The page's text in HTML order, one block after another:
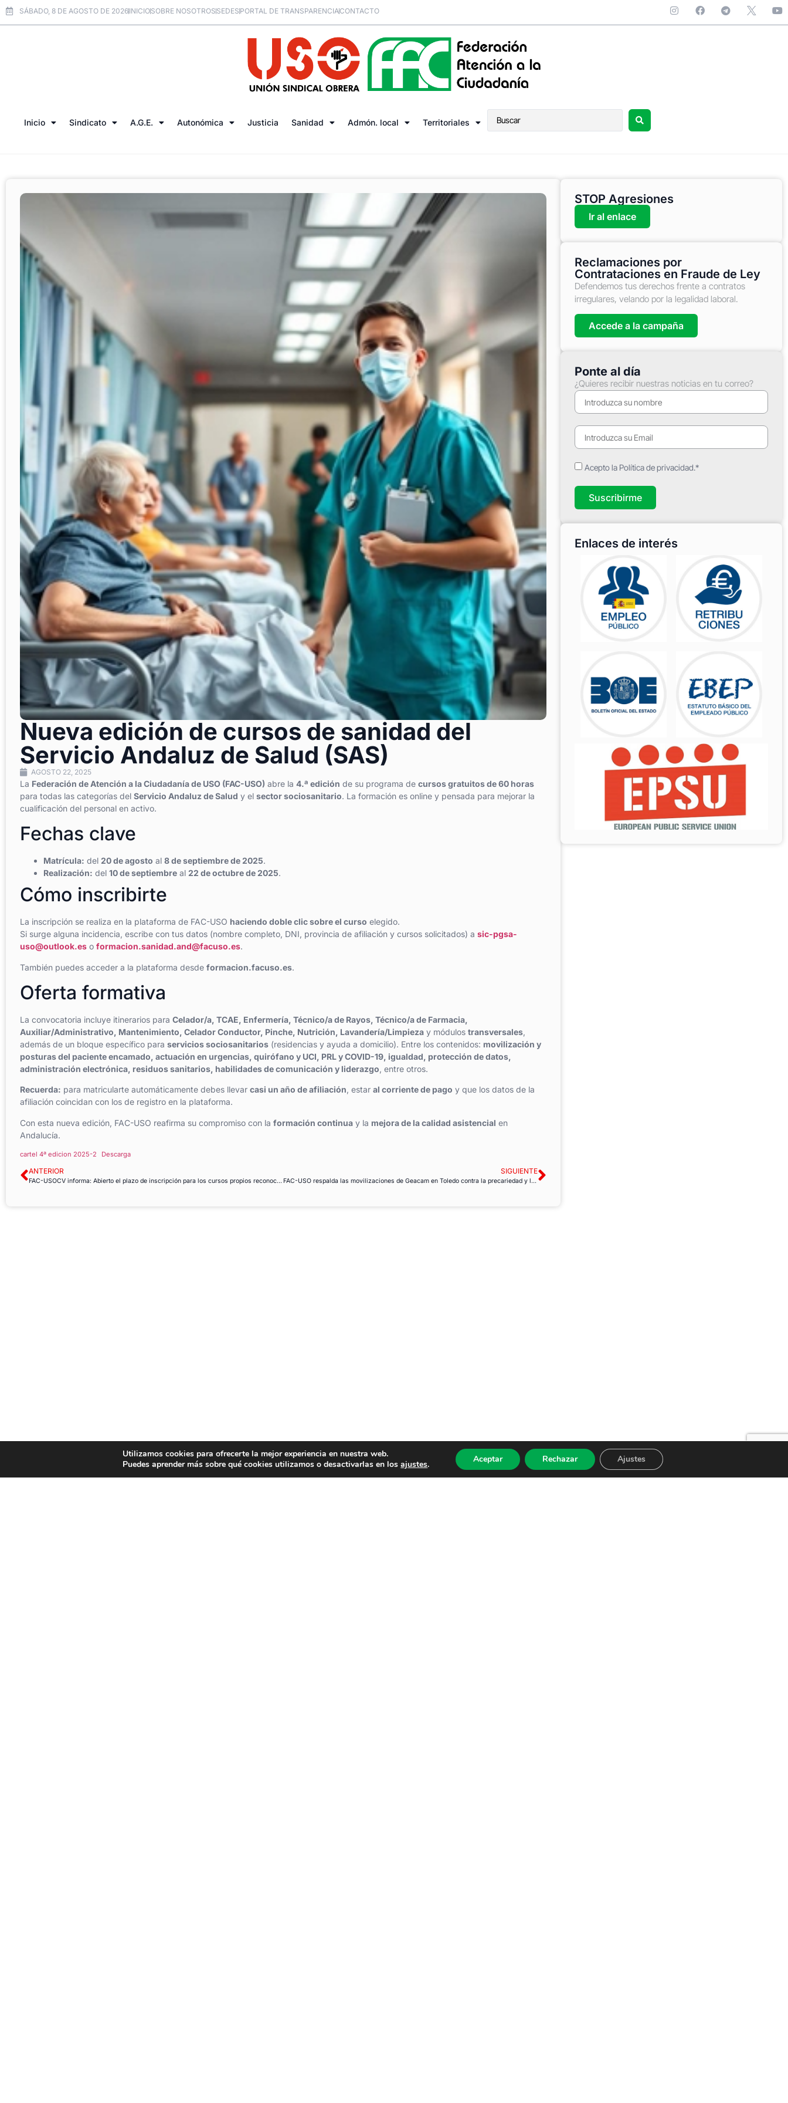
SÁBADO, 8 DE AGOSTO DE 2026INICIOSOBRE NOSOTROSSEDESPORTAL DE TRANSPARENCIACONTACTO
Inicio Sindicato A.G.E. Autonómica Justicia Sanidad Admón. local Territoriales
Nueva edición de cursos de sanidad del
Servicio Andaluz de Salud (SAS)
AGOSTO 22, 2025
La Federación de Atención a la Ciudadanía de USO (FAC-USO) abre la 4.ª edición de su programa de cursos gratuitos de 60 horas
para todas las categorías del Servicio Andaluz de Salud y el sector sociosanitario. La formación es online y pensada para mejorar la
cualificación del personal en activo.
Fechas clave
Matrícula: del 20 de agosto al 8 de septiembre de 2025.
Realización: del 10 de septiembre al 22 de octubre de 2025.
Cómo inscribirte
La inscripción se realiza en la plataforma de FAC-USO haciendo doble clic sobre el curso elegido.
Si surge alguna incidencia, escribe con tus datos (nombre completo, DNI, provincia de afiliación y cursos solicitados) a sic-pgsa-
uso@outlook.es o formacion.sanidad.and@facuso.es.
También puedes acceder a la plataforma desde formacion.facuso.es.
Oferta formativa
La convocatoria incluye itinerarios para Celador/a, TCAE, Enfermería, Técnico/a de Rayos, Técnico/a de Farmacia,
Auxiliar/Administrativo, Mantenimiento, Celador Conductor, Pinche, Nutrición, Lavandería/Limpieza y módulos transversales,
además de un bloque específico para servicios sociosanitarios (residencias y ayuda a domicilio). Entre los contenidos: movilización y
posturas del paciente encamado, actuación en urgencias, quirófano y UCI, PRL y COVID-19, igualdad, protección de datos,
administración electrónica, residuos sanitarios, habilidades de comunicación y liderazgo, entre otros.
Recuerda: para matricularte automáticamente debes llevar casi un año de afiliación, estar al corriente de pago y que los datos de la
afiliación coincidan con los de registro en la plataforma.
Con esta nueva edición, FAC-USO reafirma su compromiso con la formación continua y la mejora de la calidad asistencial en
Andalucía.
cartel 4ª edicion 2025-2 Descarga
ANTERIOR
FAC-USOCV informa: Abierto el plazo de inscripción para los cursos propios reconocidos por la EVES
SIGUIENTE
FAC-USO respalda las movilizaciones de Geacam en Toledo contra la precariedad y la temporalidad
STOP Agresiones
Ir al enlace
Reclamaciones por
Contrataciones en Fraude de Ley
Defendemos tus derechos frente a contratos
irregulares, velando por la legalidad laboral.
Accede a la campaña
Ponte al día
¿Quieres recibir nuestras noticias en tu correo?
Acepto la Política de privacidad.*
Suscribirme
Enlaces de interés
Utilizamos cookies para ofrecerte la mejor experiencia en nuestra web.
Puedes aprender más sobre qué cookies utilizamos o desactivarlas en losajustes. Aceptar Rechazar Ajustes